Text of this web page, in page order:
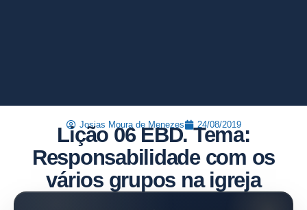
Josias Moura de Menezes 24/08/2019
Lição 06 EBD. Tema:
Responsabilidade com os
vários grupos na igreja